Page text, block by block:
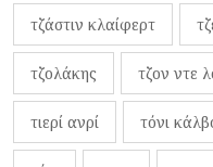
τζάστιν κλαίφερτ
τζολάκης τζον ντε
τιερί ανρί τόνι